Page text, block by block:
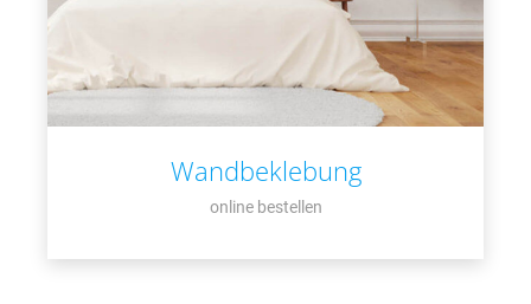
Wandbeklebung
online bestellen